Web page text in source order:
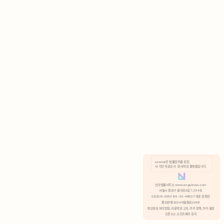
분석 쿠키 허용
Lawvot은 법률업무를 위한
AI 기반 자료조사 · 문서작성 플랫폼입니다.
안국법률사무소 www.anguklaw.com
서울시 종로구 율곡로2길 7, 304호
02)3210-3330 105-05-48527 대표 정희찬
통신판매 2024서울종로0248
개인정보 처리방침, 이용약관 고지, 쿠키 정책, 쿠키 설정
오픈소스 소프트웨어 공지